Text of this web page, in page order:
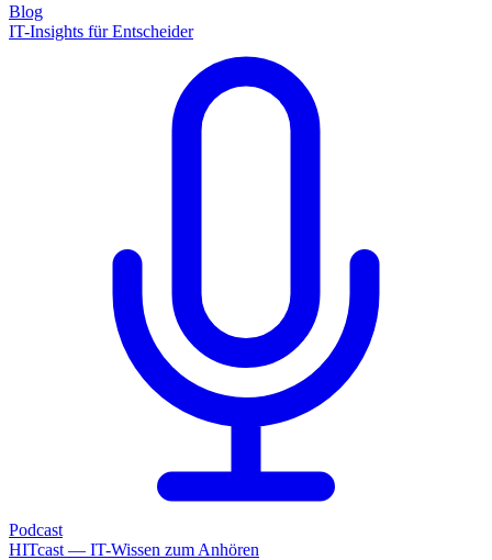
Blog
IT-Insights für Entscheider
Podcast
HITcast — IT-Wissen zum Anhören